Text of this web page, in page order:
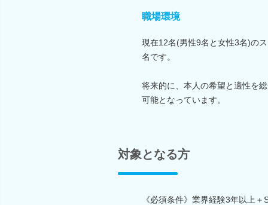
職場環境
現在12名(男性9名と女性3名)の
名です。
将来的に、本人の希望と適性を
可能となっています。
対象となる方
《必須条件》業界経験3年以上＋